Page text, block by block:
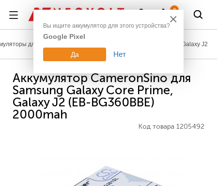
0
для телефонов Galaxy J2
Аккумулятор CameronSino для
Samsung Galaxy Core Prime,
Galaxy J2 (EB-BG360BBE)
2000mah
Код товара 1205492
×
Вы ищите аккумулятор для этого устройства?
Google Pixel
Да Нет